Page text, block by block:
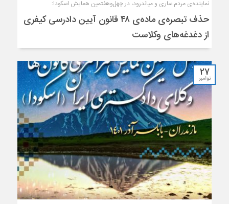
نماینده‌ی مردم ساری و میاندرود، در چهل‌وهفتمین همایش اسکودا:
حذف تبصره‌ی ماده‌ی ۴۸ قانون آیین دادرسی کیفری
از دغدغه‌های وکلاست
27
نوامبر